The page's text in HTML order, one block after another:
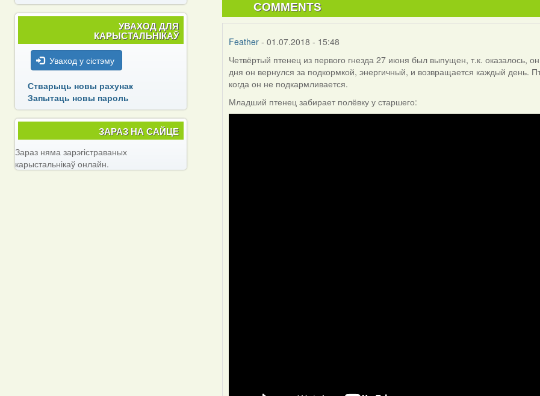
COMMENTS
Feather - 01.07.2018 - 15:48
Четвёртый птенец из первого гнезда 27 июня был выпущен, т.к. оказалось,
дня он вернулся за подкормкой, энергичный, и возвращается каждый день.
когда он не подкармливается.
Младший птенец забирает полёвку у старшего:
УВАХОД ДЛЯ
КАРЫСТАЛЬНІКАЎ
Уваход у сістэму
Стварыць новы рахунак
Запытаць новы пароль
ЗАРАЗ НА САЙЦЕ
Зараз няма зарэгістраваных
карыстальнікаў онлайн.